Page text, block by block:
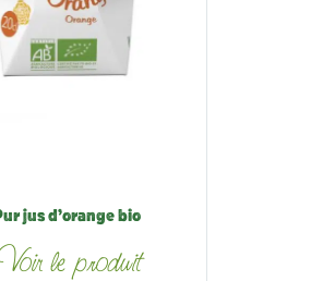
jus d’orange bio
le produit